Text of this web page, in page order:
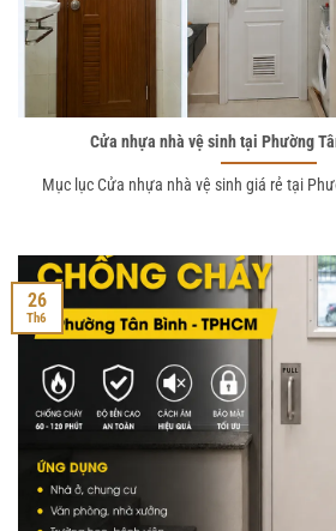
Cửa nhựa nhà vệ sinh tại Phường
Mục lục Cửa nhựa nhà vệ sinh giá rẻ tại
26
Th6